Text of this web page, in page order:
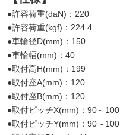
●許容荷重(daN)：220
●許容荷重(kgf)：224.4
●車輪径D(mm)：150
●車輪幅(mm)：40
●取付高H(mm)：199
●取付座A(mm)：120
●取付座B(mm)：120
●取付ピッチX(mm)：90～100
●取付ピッチY(mm)：90～100